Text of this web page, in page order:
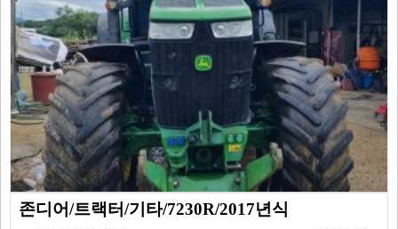
존디어/트랙터/기타/7230R/2017년식